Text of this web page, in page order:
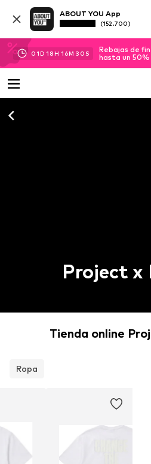
ABOUT YOU App
(152.700)
01D 18H 16M 30 S
Rebajas de
hasta un
Project x
Tienda online
Ropa